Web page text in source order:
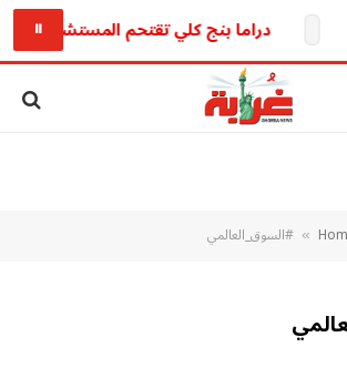
دراما بنج كلي تقتحم المستشفيات⏸
» #السوق_العالمي